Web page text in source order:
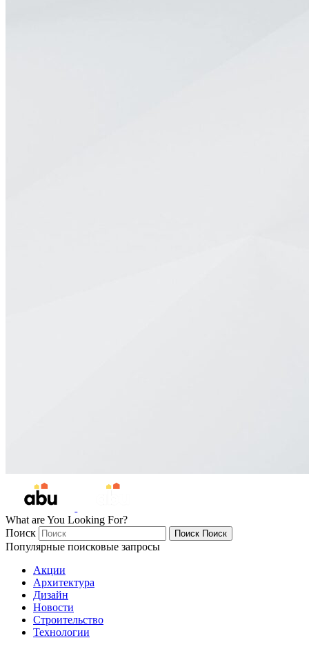
What are You Looking For?
Поиск
Поиск Поиск
Популярные поисковые запросы
Акции
Архитектура
Дизайн
Новости
Строительство
Технологии